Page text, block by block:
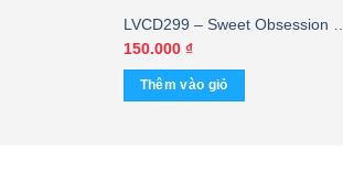
LVCD299 – Sweet Obsession –
Dave Tidball (Hòa Tấu) (MFJ)
150.000 ₫
Thêm vào giỏ